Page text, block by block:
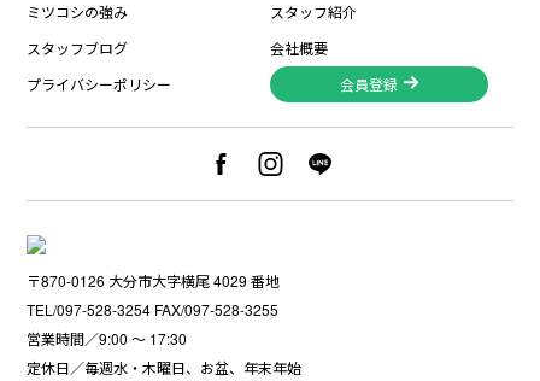
〒870-0126 大分市大字横尾 4029 番地
TEL/097-528-3254 FAX/097-528-3255
営業時間／9:00 〜 17:30
定休日／毎週水・木曜日、お盆、年末年始
ミツコシの強み
スタッフ紹介
スタッフブログ
会社概要
プライバシーポリシー
会員登録